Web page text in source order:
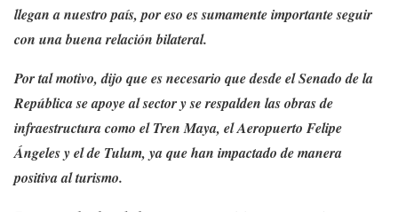
llegan a nuestro país, por eso es sumamente importante seguir
con una buena relación bilateral.
Por tal motivo, dijo que es necesario que desde el Senado de la
República se apoye al sector y se respalden las obras de
infraestructura como el Tren Maya, el Aeropuerto Felipe
Ángeles y el de Tulum, ya que han impactado de manera
positiva al turismo.